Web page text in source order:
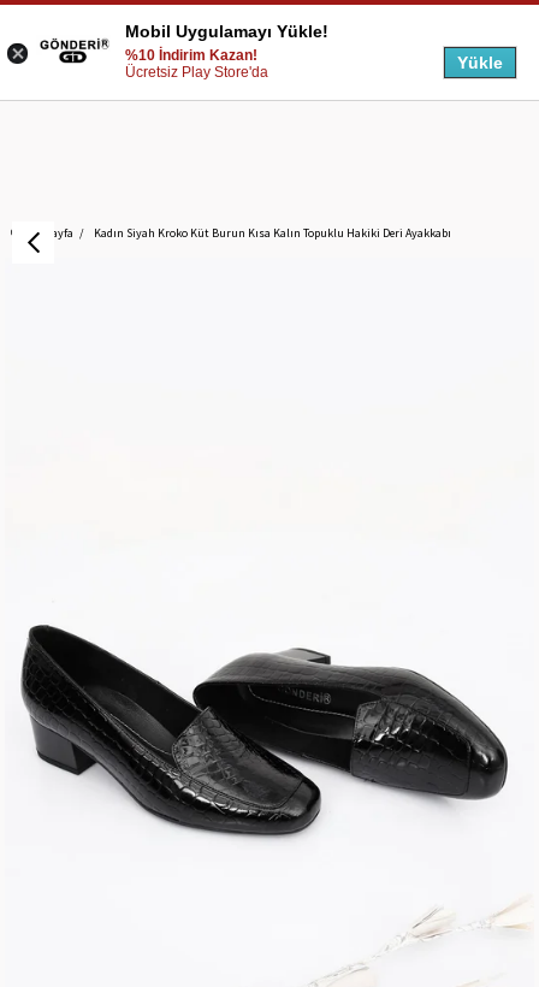
Anasayfa Kadın Siyah Kroko Küt Burun Kısa Kalın Topuklu Hakiki Deri Ayakkabı
Mobil Uygulamayı Yükle!
%10 İndirim Kazan!
Ücretsiz Play Store'da
Yükle